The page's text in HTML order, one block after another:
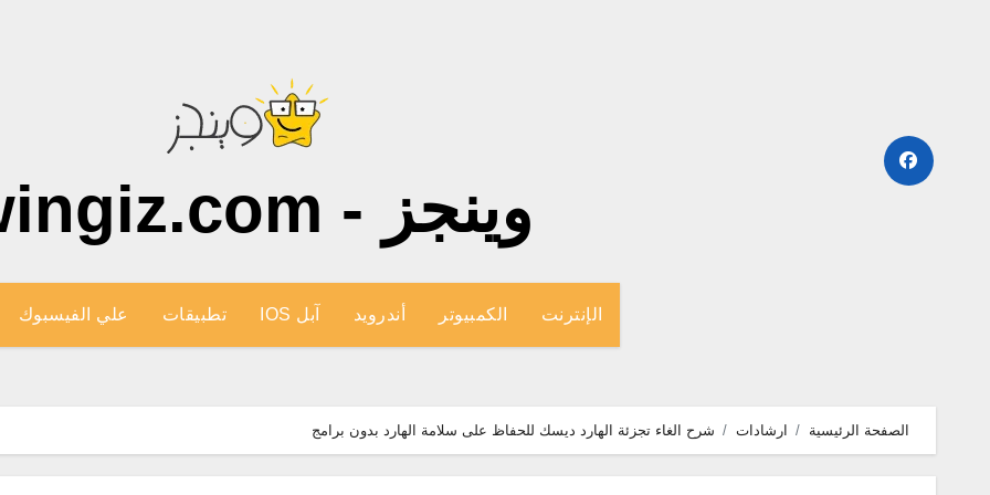
وينجز - wingiz.com
الإنترنت الكمبيوتر أندرويد آبل IOS تطبيقات علي الفيسبوك
الصفحة الرئيسية ارشادات شرح الغاء تجزئة الهارد ديسك للحفاظ على سلامة الهارد بدون برامج